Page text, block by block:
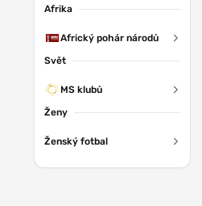
Afrika
Africký pohár národů
Svět
MS klubů
Ženy
Ženský fotbal